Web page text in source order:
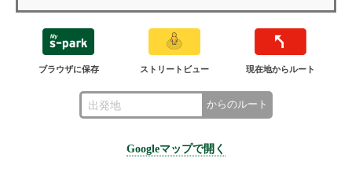
ブラウザに保存 ストリートビュー 現在地からルート
からのルート
Googleマップで開く